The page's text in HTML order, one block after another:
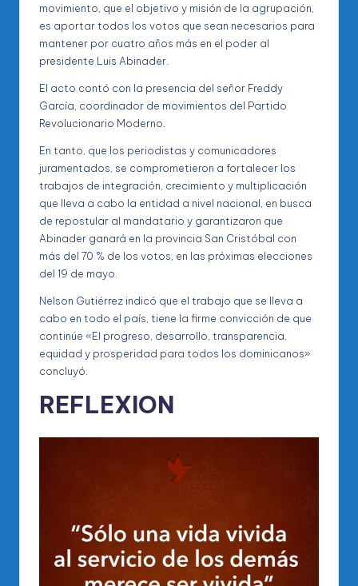
movimiento, que el objetivo y misión de la agrupación,
es aportar todos los votos que sean necesarios para
mantener por cuatro años más en el poder al
presidente Luis Abinader.
El acto contó con la presencia del señor Freddy
García, coordinador de movimientos del Partido
Revolucionario Moderno.
En tanto, que los periodistas y comunicadores
juramentados, se comprometieron a fortalecer los
trabajos de integración, crecimiento y multiplicación
que lleva a cabo la entidad a nivel nacional, en busca
de repostular al mandatario y garantizaron que
Abinader ganará en la provincia San Cristóbal con
más del 70 % de los votos, en las próximas elecciones
del 19 de mayo.
Nelson Gutiérrez indicó que el trabajo que se lleva a
cabo en todo el país, tiene la firme convicción de que
continúe «El progreso, desarrollo, transparencia,
equidad y prosperidad para todos los dominicanos»
concluyó.
REFLEXION